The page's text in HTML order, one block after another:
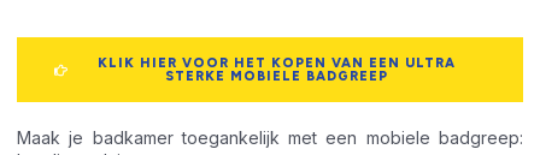
KLIK HIER VOOR HET KOPEN VAN EEN ULTRA
STERKE MOBIELE BADGREEP
Maak je badkamer toegankelijk met een mobiele badgreep: